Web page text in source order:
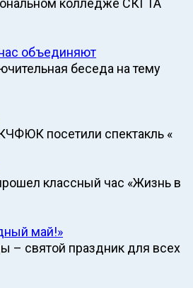
колледже СКГТА
объединяют
беседа на тему
посетили спектакль «
классный час «Жизнь в
май!»
– святой праздник для всех